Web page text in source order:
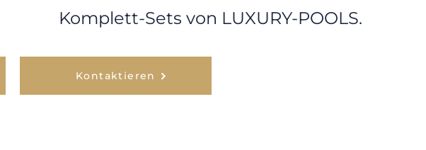
Komplett-Sets von LUXURY-POOLS.
Kontaktieren